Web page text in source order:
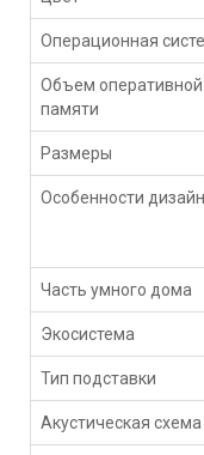
Операционная
Объем оперативной
памяти
Размеры
Особенности
Часть умного дома
Экосистема
Тип подставки
Акустическая схема